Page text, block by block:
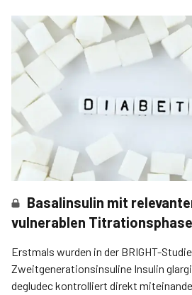
Basalinsulin mit
vulnerablen Titrationsphase
Erstmals wurden in der BRIGHT-Studie die beiden
Zweitgenerationsinsuline Insulin glargin 300 E/ml und
degludec kontrolliert direkt